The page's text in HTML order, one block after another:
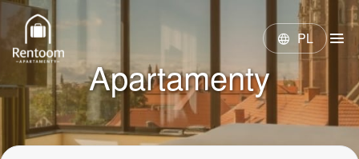
language PL menu
Apartamenty